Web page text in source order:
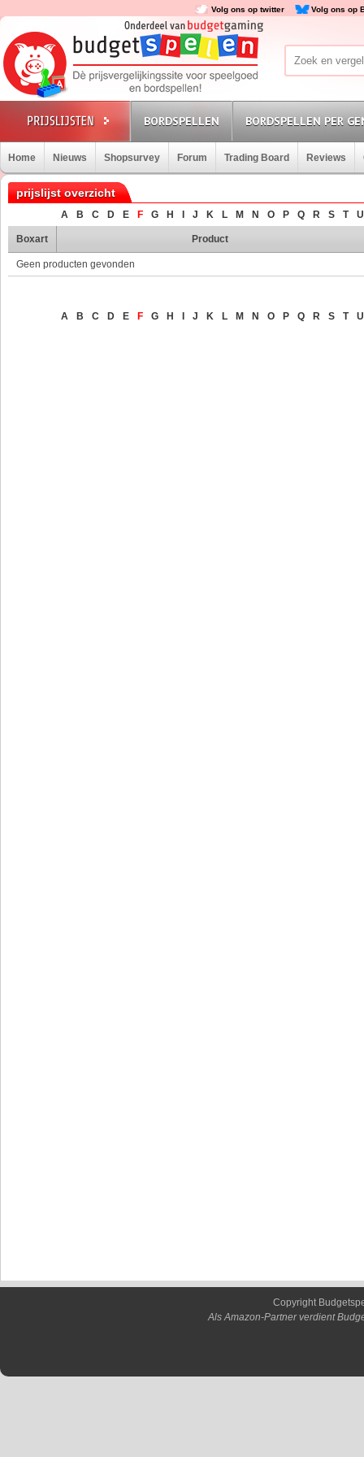
Volg ons op twitter Volg ons op
BORDSPELLEN BORDSPELLEN PER
Home Nieuws Shopsurvey Forum Trading Board Reviews
prijslijst overzicht
A B C D E F G H J K L M N O P Q R S T U
Boxart Product
Geen producten gevonden
A B C D E F G H J K L M N O P Q R S T U
Copyright
Als Amazon-Partner verdient